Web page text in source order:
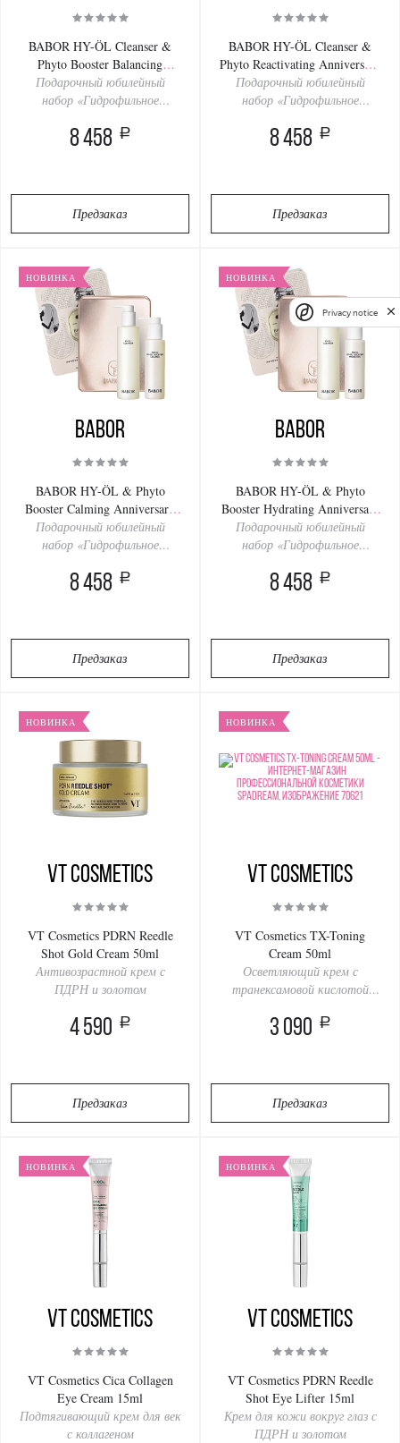
BABOR HY-ÖL Cleanser &
Phyto Booster Balancing
Anniversary Set 200/100ml
Подарочный юбилейный
набор «Гидрофильное
8 458 a
Предзаказ
BABOR HY-ÖL Cleanser &
Phyto Reactivating Anniversary
Set 200/100ml
Подарочный юбилейный
набор «Гидрофильное
8 458 a
Предзаказ
НОВИНКА
BABOR
BABOR HY-ÖL & Phyto
Booster Calming Anniversary
Set 200/100ml
Подарочный юбилейный
набор «Гидрофильное
8 458 a
Предзаказ
НОВИНКА
BABOR
BABOR HY-ÖL & Phyto
Booster Hydrating Anniversary
Set 200/100ml
Подарочный юбилейный
набор «Гидрофильное
8 458 a
Предзаказ
НОВИНКА
VT Cosmetics
VT Cosmetics PDRN Reedle
Shot Gold Cream 50ml
Антивозрастной крем с
ПДРН и золотом
4 590 a
Предзаказ
НОВИНКА
VT Cosmetics
VT Cosmetics TX-Toning
Cream 50ml
Осветляющий крем с
транексамовой кислотой
3 090 a
Предзаказ
НОВИНКА
VT Cosmetics
VT Cosmetics Cica Collagen
Eye Cream 15ml
Подтягивающий крем для век
с коллагеном
НОВИНКА
VT Cosmetics
VT Cosmetics PDRN Reedle
Shot Eye Lifter 15ml
Крем для кожи вокруг глаз с
ПДРН и золотом
Privacy notice